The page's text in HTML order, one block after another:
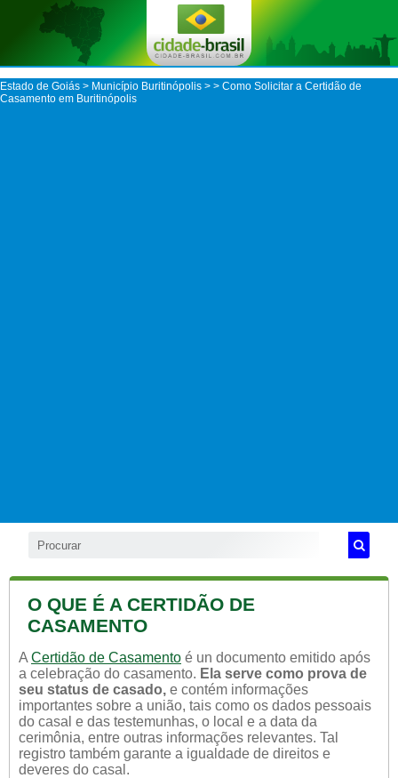
Estado de Goiás > Município Buritinópolis > > Como Solicitar a Certidão de
Casamento em Buritinópolis
O QUE É A CERTIDÃO DE
CASAMENTO
A Certidão de Casamento é un documento emitido após
a celebração do casamento. Ela serve como prova de
seu status de casado, e contém informações
importantes sobre a união, tais como os dados pessoais
do casal e das testemunhas, o local e a data da
cerimônia, entre outras informações relevantes. Tal
registro também garante a igualdade de direitos e
deveres do casal.